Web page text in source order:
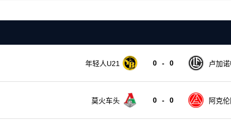
年轻人U21 0 - 0 卢加诺
莫火车头 0 - 0 阿克